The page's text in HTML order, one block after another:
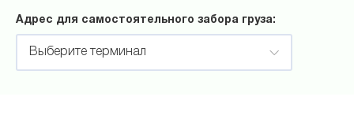
Адрес для самостоятельного забора груза:
Выберите терминал